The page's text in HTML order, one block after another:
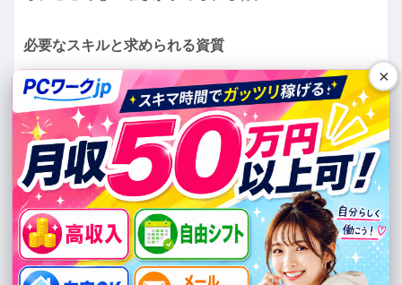
必要なスキルと求められる資質
データ入力の仕事をこなすためには、高いタイピング
スキルと注意深さが必要。タイピング速度はもちろ
ん、入力ミスが少ないことが重要だ。さらに、Excelや
その他のデータベースソフトウェアに精通している
と、より多くの仕事のチャンスがある。
データ入力の進化
×